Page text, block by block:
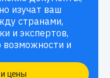
изучат ваш
странами,
и экспертов,
возможности и
цены